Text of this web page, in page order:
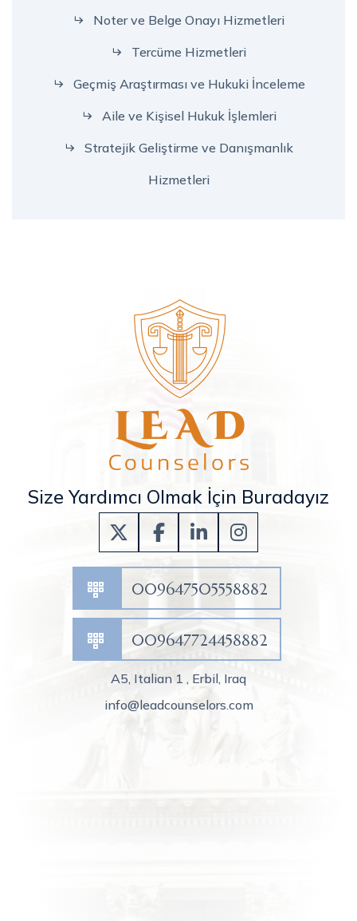
Noter ve Belge Onayı Hizmetleri
Tercüme Hizmetleri
Geçmiş Araştırması ve Hukuki İnceleme
Aile ve Kişisel Hukuk İşlemleri
Stratejik Geliştirme ve Danışmanlık
Hizmetleri
Size Yardımcı Olmak İçin Buradayız
009647505558882
009647724458882
A5, Italian 1 , Erbil, Iraq
info@leadcounselors.com